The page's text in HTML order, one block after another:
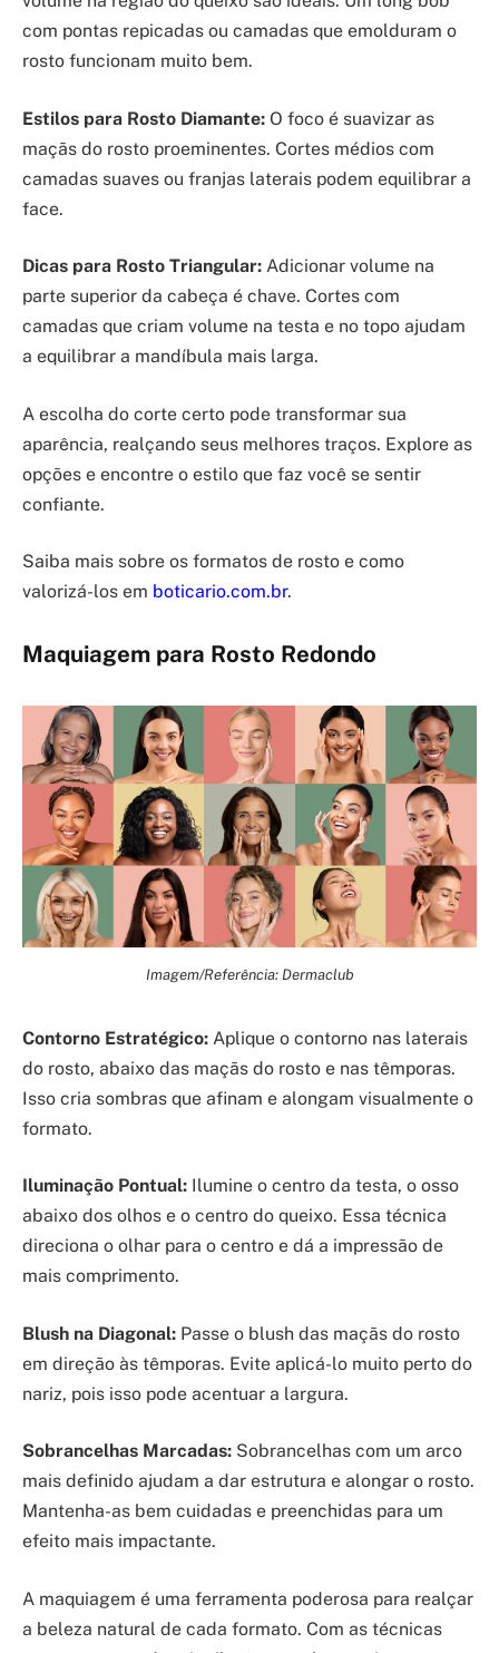
com pontas repicadas ou camadas que emolduram o
rosto funcionam muito bem.
Estilos para Rosto Diamante: O foco é suavizar as
maçãs do rosto proeminentes. Cortes médios com
camadas suaves ou franjas laterais podem equilibrar a
face.
Dicas para Rosto Triangular: Adicionar volume na
parte superior da cabeça é chave. Cortes com
camadas que criam volume na testa e no topo ajudam
a equilibrar a mandíbula mais larga.
A escolha do corte certo pode transformar sua
aparência, realçando seus melhores traços. Explore as
opções e encontre o estilo que faz você se sentir
confiante.
Saiba mais sobre os formatos de rosto e como
valorizá-los em boticario.com.br.
Maquiagem para Rosto Redondo
Imagem/Referência: Dermaclub
Contorno Estratégico: Aplique o contorno nas laterais
do rosto, abaixo das maçãs do rosto e nas têmporas.
Isso cria sombras que afinam e alongam visualmente o
formato.
Iluminação Pontual: Ilumine o centro da testa, o osso
abaixo dos olhos e o centro do queixo. Essa técnica
direciona o olhar para o centro e dá a impressão de
mais comprimento.
Blush na Diagonal: Passe o blush das maçãs do rosto
em direção às têmporas. Evite aplicá-lo muito perto do
nariz, pois isso pode acentuar a largura.
Sobrancelhas Marcadas: Sobrancelhas com um arco
mais definido ajudam a dar estrutura e alongar o rosto.
Mantenha-as bem cuidadas e preenchidas para um
efeito mais impactante.
A maquiagem é uma ferramenta poderosa para realçar
a beleza natural de cada formato. Com as técnicas